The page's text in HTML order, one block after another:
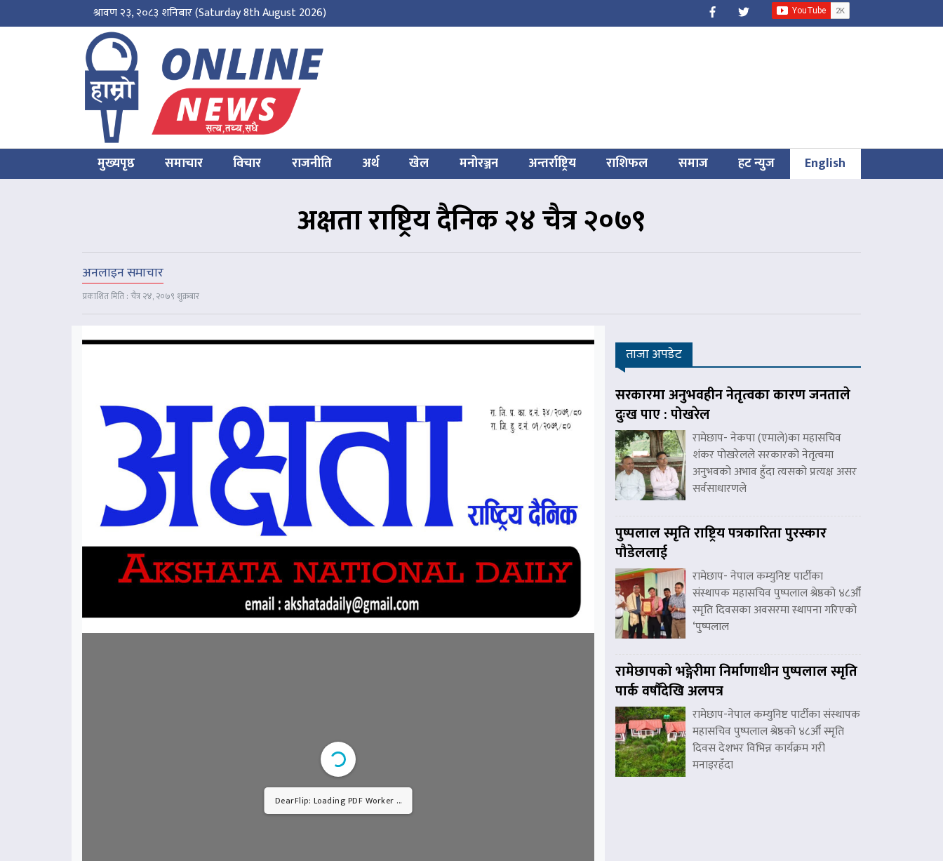
श्रावण २३, २०८३ शनिबार(Saturday 8th August 2026)
मुख्यपृष्ठ समाचार विचार राजनीति अर्थ खेल मनोरञ्जन अन्तर्राष्ट्रिय राशिफल समाज हट न्युज English
अक्षता राष्ट्रिय दैनिक २४ चैत्र २०७९
अनलाइन समाचार
प्रकाशित मिति : चैत्र २४, २०७९ शुक्रबार
DearFlip: Loading PDF Worker ...
ताजा अपडेट
सरकारमा अनुभवहीन नेतृत्वका कारण जनताले
दुःख पाए : पोखरेल
रामेछाप- नेकपा (एमाले)का महासचिव
शंकर पोखरेलले सरकारको नेतृत्वमा
अनुभवको अभाव हुँदा त्यसको प्रत्यक्ष असर
सर्वसाधारणले
पुष्पलाल स्मृति राष्ट्रिय पत्रकारिता पुरस्कार
पौडेललाई
रामेछाप- नेपाल कम्युनिष्ट पार्टीका
संस्थापक महासचिव पुष्पलाल श्रेष्ठको ४८औँ
स्मृति दिवसका अवसरमा स्थापना गरिएको
‘पुष्पलाल
रामेछापको भङ्गेरीमा निर्माणाधीन पुष्पलाल स्मृति
पार्क वर्षौंदेखि अलपत्र
रामेछाप-नेपाल कम्युनिष्ट पार्टीका संस्थापक
महासचिव पुष्पलाल श्रेष्ठको ४८औँ स्मृति
दिवस देशभर विभिन्न कार्यक्रम गरी
मनाइरहँदा